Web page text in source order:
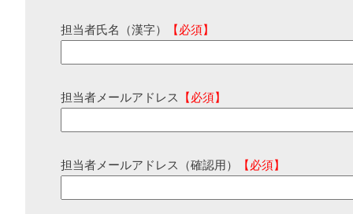
担当者氏名（漢字） 【必須】
担当者メールアドレス 【必須】
担当者メールアドレス（確認用） 【必須】